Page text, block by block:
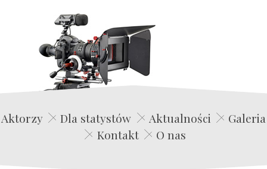
Edwin Film Agencja Aktorska
Aktorzy Dla statystów Aktualności
Galeria
Kontakt
O nas